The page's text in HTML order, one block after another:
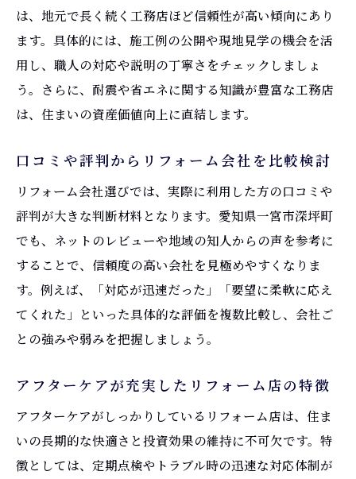
は、地元で長く続く工務店ほど信頼性が高い傾向にあり
ます。具体的には、施工例の公開や現地見学の機会を活
用し、職人の対応や説明の丁寧さをチェックしましょ
う。さらに、耐震や省エネに関する知識が豊富な工務店
は、住まいの資産価値向上に直結します。
口コミや評判からリフォーム会社を比較検討
リフォーム会社選びでは、実際に利用した方の口コミや
評判が大きな判断材料となります。愛知県一宮市深坪町
でも、ネットのレビューや地域の知人からの声を参考に
することで、信頼度の高い会社を見極めやすくなりま
す。例えば、「対応が迅速だった」「要望に柔軟に応え
てくれた」といった具体的な評価を複数比較し、会社ご
との強みや弱みを把握しましょう。
アフターケアが充実したリフォーム店の特徴
アフターケアがしっかりしているリフォーム店は、住ま
いの長期的な快適さと投資効果の維持に不可欠です。特
徴としては、定期点検やトラブル時の迅速な対応体制が